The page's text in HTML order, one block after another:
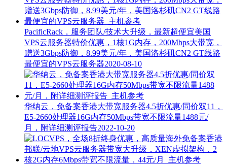
PacificRack，服务团队/技术大升级，最新超便宜美国
VPS云服务器特价优惠，1核1G内存，200Mbps大带宽，
赠送3Gbps防御，8.99美元/年，美国洛杉矶CN2 GT线路
最便宜的VPS云服务器2020-08-10
华纳云，免备案香港大带宽服务器4.5折优惠/同价双11，
E5-2660处理器16G内存50Mbps带宽不限流量1488元/
月，附详细测评报告2022-10-20